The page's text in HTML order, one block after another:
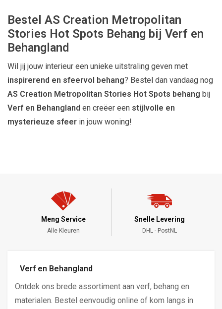
Bestel AS Creation Metropolitan
Stories Hot Spots Behang bij Verf en
Behangland
Wil jij jouw interieur een unieke uitstraling geven met
inspirerend en sfeervol behang? Bestel dan vandaag nog
AS Creation Metropolitan Stories Hot Spots behang bij
Verf en Behangland en creëer een stijlvolle en
mysterieuze sfeer in jouw woning!
Meng Service
Alle Kleuren
Snelle Levering
DHL - PostNL
Verf en Behangland
Ontdek ons brede assortiment aan verf, behang en
materialen. Bestel eenvoudig online of kom langs in